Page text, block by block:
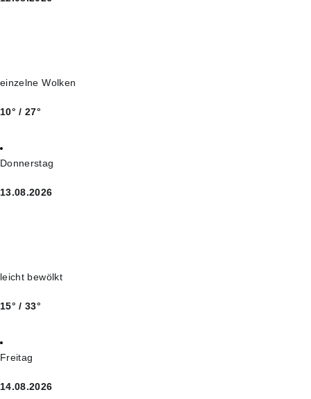
einzelne Wolken
10° / 27°
Donnerstag
13.08.2026
leicht bewölkt
15° / 33°
Freitag
14.08.2026